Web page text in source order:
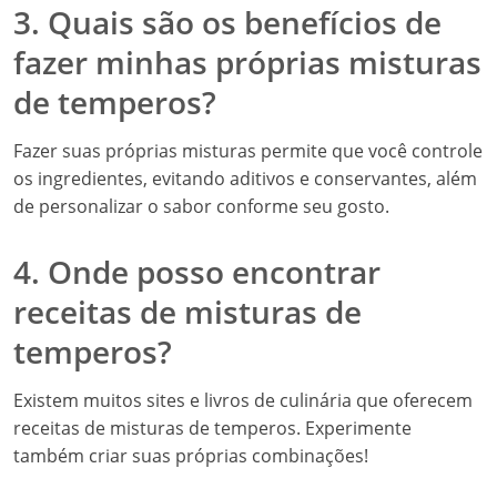
3. Quais são os benefícios de
fazer minhas próprias misturas
de temperos?
Fazer suas próprias misturas permite que você controle
os ingredientes, evitando aditivos e conservantes, além
de personalizar o sabor conforme seu gosto.
4. Onde posso encontrar
receitas de misturas de
temperos?
Existem muitos sites e livros de culinária que oferecem
receitas de misturas de temperos. Experimente
também criar suas próprias combinações!